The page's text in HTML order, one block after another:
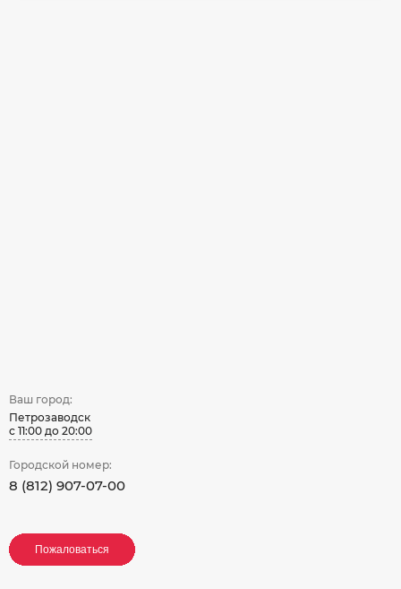
Ваш город:
Петрозаводск
с 11:00 до 20:00
Городской номер:
8 (812) 907-07-00
Пожаловаться
Пожаловаться
Пожаловаться